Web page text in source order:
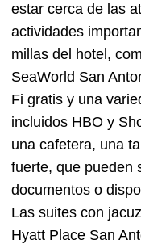
estar cerca de las
actividades
millas del hotel,
SeaWorld San
Fi gratis y una
incluidos HBO y
una cafetera, una
fuerte, que pueden
documentos o
Las suites con
Hyatt Place San